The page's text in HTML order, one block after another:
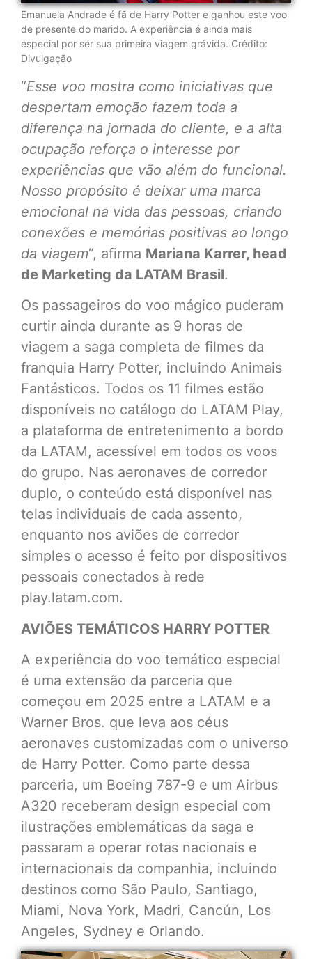
Emanuela Andrade é fã de Harry Potter e ganhou este voo
de presente do marido. A experiência é ainda mais
especial por ser sua primeira viagem grávida. Crédito:
Divulgação
“Esse voo mostra como iniciativas que
despertam emoção fazem toda a
diferença na jornada do cliente, e a alta
ocupação reforça o interesse por
experiências que vão além do funcional.
Nosso propósito é deixar uma marca
emocional na vida das pessoas, criando
conexões e memórias positivas ao longo
da viagem”, afirma Mariana Karrer, head
de Marketing da LATAM Brasil.
Os passageiros do voo mágico puderam
curtir ainda durante as 9 horas de
viagem a saga completa de filmes da
franquia Harry Potter, incluindo Animais
Fantásticos. Todos os 11 filmes estão
disponíveis no catálogo do LATAM Play,
a plataforma de entretenimento a bordo
da LATAM, acessível em todos os voos
do grupo. Nas aeronaves de corredor
duplo, o conteúdo está disponível nas
telas individuais de cada assento,
enquanto nos aviões de corredor
simples o acesso é feito por dispositivos
pessoais conectados à rede
play.latam.com.
AVIÕES TEMÁTICOS HARRY POTTER
A experiência do voo temático especial
é uma extensão da parceria que
começou em 2025 entre a LATAM e a
Warner Bros. que leva aos céus
aeronaves customizadas com o universo
de Harry Potter. Como parte dessa
parceria, um Boeing 787-9 e um Airbus
A320 receberam design especial com
ilustrações emblemáticas da saga e
passaram a operar rotas nacionais e
internacionais da companhia, incluindo
destinos como São Paulo, Santiago,
Miami, Nova York, Madri, Cancún, Los
Angeles, Sydney e Orlando.